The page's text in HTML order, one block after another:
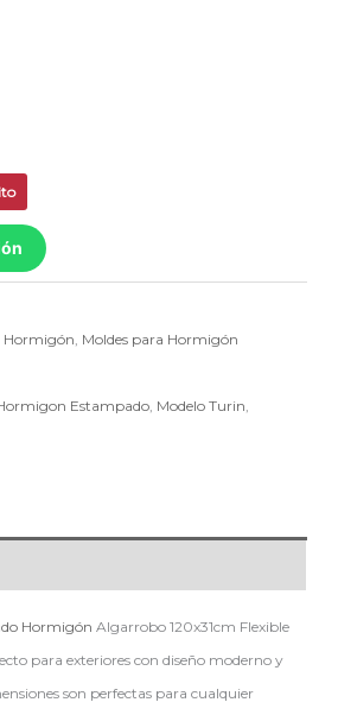
Hormigón Moldes para Hormigón
Estampado Modelo Turin
Hormigón Algarrobo 120x31cm Flexible
para exteriores con diseño moderno y
son perfectas para cualquier